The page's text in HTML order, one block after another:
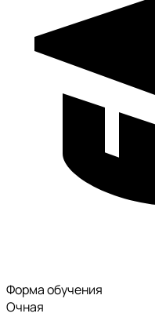
Форма обучения
Очная